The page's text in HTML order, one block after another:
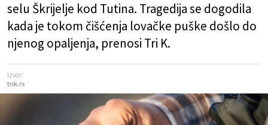
selu Škrijelje kod Tutina. Tragedija se dogodila
kada je tokom čišćenja lovačke puške došlo do
njenog opaljenja, prenosi Tri K.
Izvor:
trik.rs